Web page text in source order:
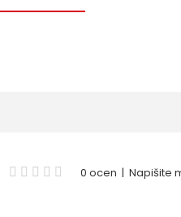
0 ocen | Napišite